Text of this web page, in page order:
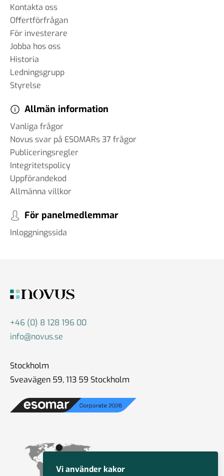
#78 - Matt Klink - Uppföljning
av det amerikanska valet
24 jul 2024
# 77 - Brit Stakston -
Almedalen 2024
03 jul 2024
#76 - Matt Klink - en inblick i
det amerikanska valet
#75 Carl Piva - Om internet
Krishantering
25 apr 2024
18 apr 2024
Kontakta oss
Offertförfrågan
För investerare
Jobba hos oss
Historia
Ledningsgrupp
Styrelse
Allmän information
Vanliga frågor
Novus svar på ESOMARs 37 frågor
Publiceringsregler
Integritetspolicy
Uppförandekod
Allmänna villkor
För panelmedlemmar
Inloggningssida
+46 (0) 8 128 196 00
info@novus.se
Stockholm
Sveavägen 59, 113 59 Stockholm
Vi använder kakor